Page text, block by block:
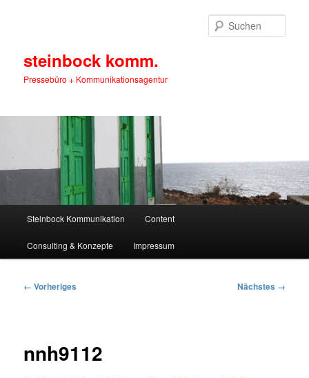
steinbock komm.
Pressebüro + Kommunikationsagentur
Steinbock Kommunikation Content
Consulting & Konzepte Impressum
Bilder-
← Vorheriges Nächstes →
nnh9112